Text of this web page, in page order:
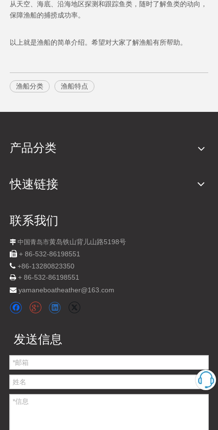
从天空、海底、沿海地区探测和跟踪鱼类，随时了解鱼类的动向，
保障渔船的捕捞成功率。
以上就是渔船的简单介绍。希望对大家了解渔船有所帮助。
渔船分类 渔船特点
产品分类
快速链接
联系我们
 中国青岛市黄岛铁山背儿山路5198号
 + 86-532-86198551
 +86-13280823350
 + 86-532-86198551
 yamaneboatheather@163.com
发送信息